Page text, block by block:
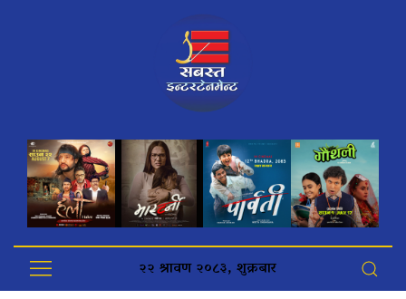
२२ श्रावण २०८३, शुक्रबार